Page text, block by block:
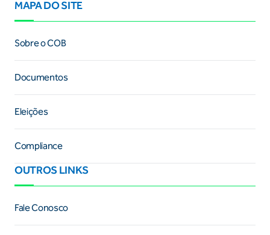
MAPA DO SITE
Sobre o COB
Documentos
Eleições
Compliance
OUTROS LINKS
Fale Conosco